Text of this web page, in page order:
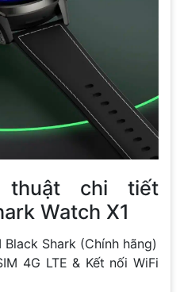
chi tiết
Watch X1
Black Shark (Chính hãng)
4G LTE & Kết nối WiFi